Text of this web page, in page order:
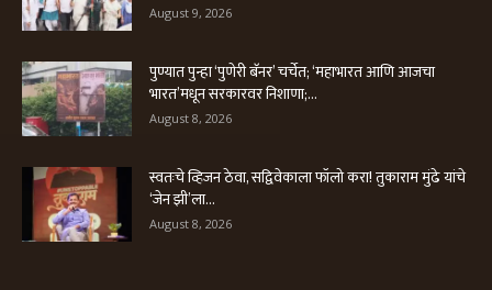
August 9, 2026
पुण्यात पुन्हा ‘पुणेरी बॅनर’ चर्चेत; ‘महाभारत आणि आजचा
भारत’मधून सरकारवर निशाणा;...
August 8, 2026
स्वतःचे व्हिजन ठेवा, सद्विवेकाला फॉलो करा! तुकाराम मुंढे यांचे
‘जेन झी’ला...
August 8, 2026